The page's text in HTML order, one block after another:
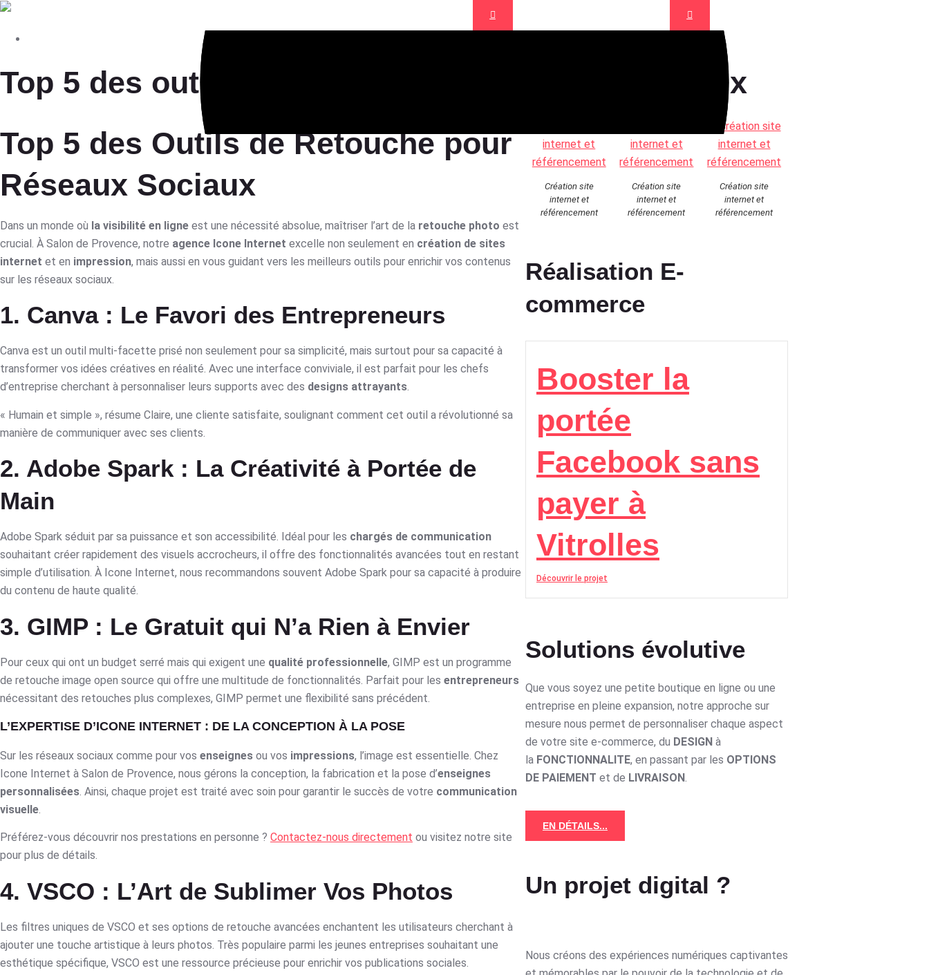
Top 5 des outils de retouche pour réseaux sociaux
Top 5 des Outils de Retouche pour
Réseaux Sociaux
Dans un monde où la visibilité en ligne est une nécessité absolue, maîtriser l’art de la retouche photo est
crucial. À Salon de Provence, notre agence Icone Internet excelle non seulement en création de sites
internet et en impression, mais aussi en vous guidant vers les meilleurs outils pour enrichir vos contenus
sur les réseaux sociaux.
1. Canva : Le Favori des Entrepreneurs
Canva est un outil multi-facette prisé non seulement pour sa simplicité, mais surtout pour sa capacité à
transformer vos idées créatives en réalité. Avec une interface conviviale, il est parfait pour les chefs
d’entreprise cherchant à personnaliser leurs supports avec des designs attrayants.
« Humain et simple », résume Claire, une cliente satisfaite, soulignant comment cet outil a révolutionné sa
manière de communiquer avec ses clients.
2. Adobe Spark : La Créativité à Portée de
Main
Adobe Spark séduit par sa puissance et son accessibilité. Idéal pour les chargés de communication
souhaitant créer rapidement des visuels accrocheurs, il offre des fonctionnalités avancées tout en restant
simple d’utilisation. À Icone Internet, nous recommandons souvent Adobe Spark pour sa capacité à produire
du contenu de haute qualité.
3. GIMP : Le Gratuit qui N’a Rien à Envier
Pour ceux qui ont un budget serré mais qui exigent une qualité professionnelle, GIMP est un programme
de retouche image open source qui offre une multitude de fonctionnalités. Parfait pour les entrepreneurs
nécessitant des retouches plus complexes, GIMP permet une flexibilité sans précédent.
L’EXPERTISE D’ICONE INTERNET : DE LA CONCEPTION À LA POSE
Sur les réseaux sociaux comme pour vos enseignes ou vos impressions, l’image est essentielle. Chez
Icone Internet à Salon de Provence, nous gérons la conception, la fabrication et la pose d’enseignes
personnalisées. Ainsi, chaque projet est traité avec soin pour garantir le succès de votre communication
visuelle.
Préférez-vous découvrir nos prestations en personne ? Contactez-nous directement ou visitez notre site
pour plus de détails.
4. VSCO : L’Art de Sublimer Vos Photos
Les filtres uniques de VSCO et ses options de retouche avancées enchantent les utilisateurs cherchant à
ajouter une touche artistique à leurs photos. Très populaire parmi les jeunes entreprises souhaitant une
esthétique spécifique, VSCO est une ressource précieuse pour enrichir vos publications sociales.
Création site
internet et
référencement
Création site
internet et
référencement
Création site
internet et
référencement
Réalisation E-
commerce
Booster la
portée
Facebook sans
payer à
Vitrolles
Découvrir le projet
Solutions évolutive
Que vous soyez une petite boutique en ligne ou une
entreprise en pleine expansion, notre approche sur
mesure nous permet de personnaliser chaque aspect
de votre site e-commerce, du DESIGNà
la FONCTIONNALITE, en passant par les OPTIONS
DE PAIEMENT et de LIVRAISON.
EN DÉTAILS...
Un projet digital ?
Nous créons des expériences numériques captivantes